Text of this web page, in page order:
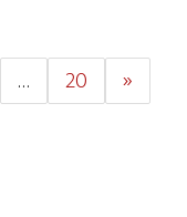
… 20 »